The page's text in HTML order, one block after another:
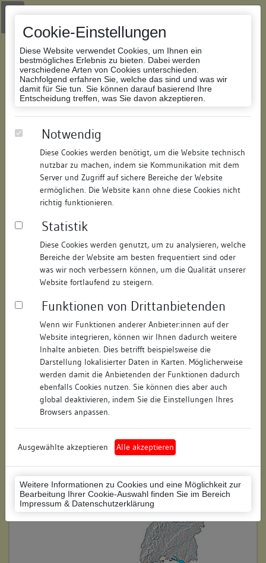
Cookie-Einstellungen
Diese Website verwendet Cookies, um Ihnen ein
bestmögliches Erlebnis zu bieten. Dabei werden
verschiedene Arten von Cookies unterschieden.
Nachfolgend erfahren Sie, welche das sind und was wir
damit für Sie tun. Sie können darauf basierend Ihre
Entscheidung treffen, was Sie davon akzeptieren.
Notwendig
Diese Cookies werden benötigt, um die Website technisch
nutzbar zu machen, indem sie Kommunikation mit dem
Server und Zugriff auf sichere Bereiche der Website
ermöglichen. Die Website kann ohne diese Cookies nicht
richtig funktionieren.
Statistik
Diese Cookies werden genutzt, um zu analysieren, welche
Bereiche der Website am besten frequentiert sind oder
was wir noch verbessern können, um die Qualität unserer
Website fortlaufend zu steigern.
Funktionen von Drittanbietenden
Wenn wir Funktionen anderer Anbieter:innen auf der
Website integrieren, können wir Ihnen dadurch weitere
Inhalte anbieten. Dies betrifft beispielsweise die
Darstellung lokalisierter Daten in Karten. Möglicherweise
werden damit die Anbietenden der Funktionen dadurch
ebenfalls Cookies nutzen. Sie können dies aber auch
global deaktivieren, indem Sie die Einstellungen Ihres
Browsers anpassen.
Ausgewählte akzeptieren Alle akzeptieren
Weitere Informationen zu Cookies und eine Möglichkeit zur
Bearbeitung Ihrer Cookie-Auswahl finden Sie im Bereich
Impressum & Datenschutzerklärung
Zur Navigation springen
Zum Inhalt der Website springen
Datenbank Bauforschung/Restaurierung
196534870519/Datum:04.05.2016
Datenbestand:
Bauforschung und Restaurierung
Als PDF herunterladen:
Objektdaten
Straße: Vorstadt
Hausnummer: 7
Postleitzahl: 74354
Stadt-Teilort: Besigheim
Regierungsbezirk: Stuttgart
Ludwigsburg (Landkreis)
Wohnplatzschlüssel: 8118007001
Flurstücknummer: keine
Historischer Straßenname: keiner
Lage des Wohnplatzes: